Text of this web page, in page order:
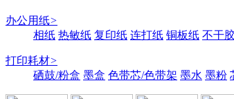
办公用纸>
相纸 热敏纸 复印纸 连打纸 铜板纸 不干
打印耗材>
硒鼓/粉盒 墨盒 色带芯/色带架 墨水 墨粉